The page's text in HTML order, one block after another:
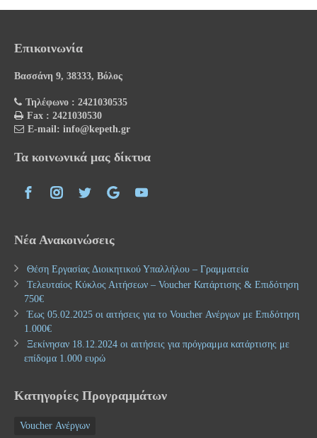
Επικοινωνία
Βασσάνη 9, 38333, Βόλος
Τηλέφωνο : 2421030535
Fax : 2421030530
E-mail: info@kepeth.gr
Τα κοινωνικά μας δίκτυα
Νέα Ανακοινώσεις
Θέση Εργασίας Διοικητικού Υπαλλήλου – Γραμματεία
Τελευταίος Κύκλος Αιτήσεων – Voucher Κατάρτισης & Επιδότηση
750€
Έως 05.02.2025 οι αιτήσεις για το Voucher Ανέργων με Επιδότηση
1.000€
Ξεκίνησαν 18.12.2024 οι αιτήσεις για πρόγραμμα κατάρτισης με
επίδομα 1.000 ευρώ
Κατηγορίες Προγραμμάτων
Voucher Ανέργων